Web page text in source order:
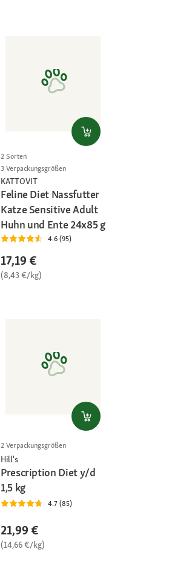
2 Sorten
3 Verpackungsgrößen
KATTOVIT
Feline Diet Nassfutter
Katze Sensitive Adult
Huhn und Ente 24x85 g
4.6 (95)
17,19 €
(8,43 €/kg)
2 Verpackungsgrößen
Hill's
Prescription Diet y/d
1,5 kg
4.7 (85)
21,99 €
(14,66 €/kg)